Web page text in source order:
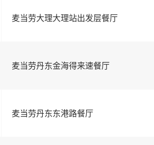
麦当劳大理大理站出发层餐厅
麦当劳丹东金海得来速餐厅
麦当劳丹东东港路餐厅